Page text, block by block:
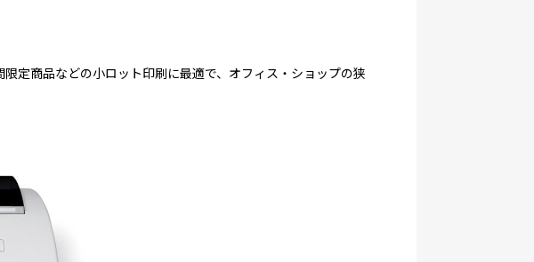
定商品などの小ロット印刷に最適で、オフィス・ショップの狭